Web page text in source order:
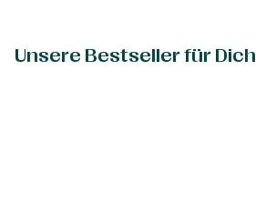
Unsere Bestseller für Dich